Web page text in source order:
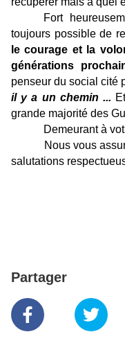
Fort
toujours possible de
le courage et la
générations
penseur du social cité
il y a un chemin ...
grande majorité des
Demeurant à
Nous vous
salutations
Partager